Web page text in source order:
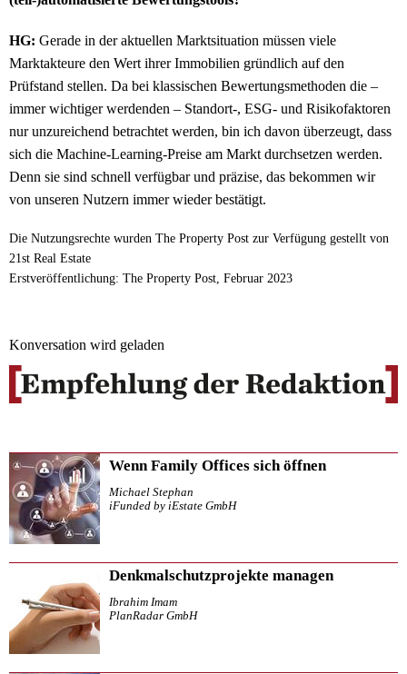
HG: Gerade in der aktuellen Marktsituation müssen viele
Marktakteure den Wert ihrer Immobilien gründlich auf den
Prüfstand stellen. Da bei klassischen Bewertungsmethoden die –
immer wichtiger werdenden – Standort-, ESG- und Risikofaktoren
nur unzureichend betrachtet werden, bin ich davon überzeugt, dass
sich die Machine-Learning-Preise am Markt durchsetzen werden.
Denn sie sind schnell verfügbar und präzise, das bekommen wir
von unseren Nutzern immer wieder bestätigt.
Die Nutzungsrechte wurden The Property Post zur Verfügung gestellt von
21st Real Estate
Erstveröffentlichung: The Property Post, Februar 2023
Konversation wird geladen
Wenn Family Offices sich öffnen
Michael Stephan
iFunded by iEstate GmbH
Denkmalschutzprojekte managen
Ibrahim Imam
PlanRadar GmbH